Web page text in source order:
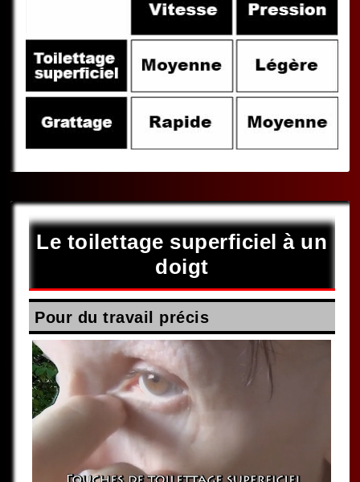
Le toilettage superficiel à un
doigt
Pour du travail précis